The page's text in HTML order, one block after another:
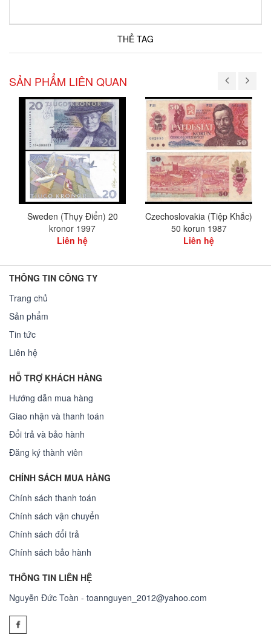
THẺ TAG
SẢN PHẨM LIÊN QUAN
Sweden (Thụy Điển) 20
kronor 1997
Liên hệ
Czechoslovakia (Tiệp Khắc)
50 korun 1987
Liên hệ
THÔNG TIN CÔNG TY
Trang chủ
Sản phẩm
Tin tức
Liên hệ
HỖ TRỢ KHÁCH HÀNG
Hướng dẫn mua hàng
Giao nhận và thanh toán
Đổi trả và bảo hành
Đăng ký thành viên
CHÍNH SÁCH MUA HÀNG
Chính sách thanh toán
Chính sách vận chuyển
Chính sách đổi trả
Chính sách bảo hành
THÔNG TIN LIÊN HỆ
Nguyễn Đức Toàn - toannguyen_2012@yahoo.com